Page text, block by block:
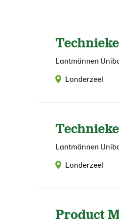
Lantmännen
Londerzeel
Lantmännen
Londerzeel
Product